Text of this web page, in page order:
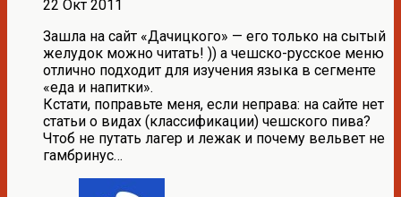
22 Окт 2011
Зашла на сайт «Дачицкого» — его только на сытый
желудок можно читать! )) а чешско-русское меню
отлично подходит для изучения языка в сегменте
«еда и напитки».
Кстати, поправьте меня, если неправа: на сайте нет
статьи о видах (классификации) чешского пива?
Чтоб не путать лагер и лежак и почему вельвет не
гамбринус…